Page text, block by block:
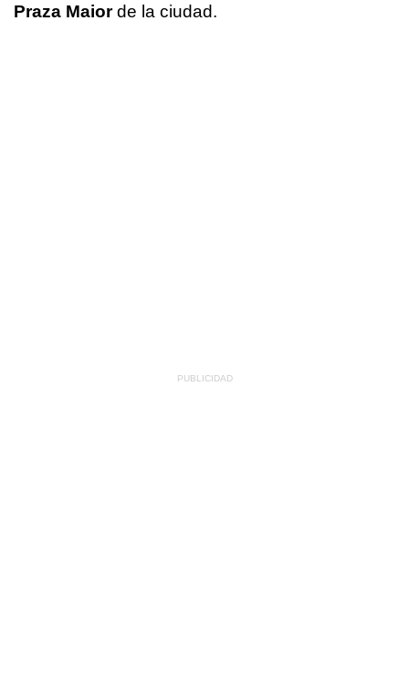
Praza Maiorde la ciudad.